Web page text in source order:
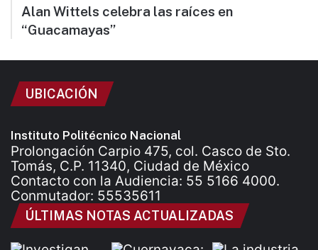
Alan Wittels celebra las raíces en
“Guacamayas”
UBICACIÓN
Instituto Politécnico Nacional
Prolongación Carpio 475, col. Casco de Sto.
Tomás, C.P. 11340, Ciudad de México
Contacto con la Audiencia: 55 5166 4000.
Conmutador: 55535611
ÚLTIMAS NOTAS ACTUALIZADAS